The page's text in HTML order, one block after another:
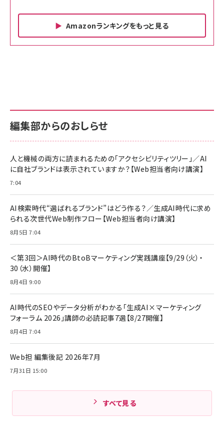
Amazonランキングをもっと見る
￥880
anan(アンアン)2026/06/24号 No.2500増刊
スペシャルエディション[王道エンタメの矜持／
￥1,100
年後半、あなたの恋と運命／山田涼介]
￥880
Amazonランキングをもっと見る
サポート正規品 メーカー保証5年 KLMEA128G
NIMASO ガラスフィルム iPhone 17 用 保護フィ
すい ガイド枠付き いPhone17 (6.3インチ) 対応
2枚セット DSP25F1698
￥1,599
【New】Amazon Fire TV Stick HD | 手軽にスト
レイヤー
￥6,980
Anker Soundcore P31i (Bluetooth 6.1) 【完
全ワイヤレスイヤホン/アクティブノイズキャンセリ
ング/マルチポイント接続 / 最大50時間再生 / PSE
Anker PowerLine III Flow USB-C & USB-C
ケーブル Anker絡まないケーブル 240W 結束バン
ド付き USB PD対応 シリコン素材採用 iPhone
17 / 16 / 15 / Galaxy iPad Pro MacBook
Amazonランキングをもっと見る
サポート正規品 メーカー保証5年 KLMEA128G
Amazon eギフトカード - Amazonロゴ - クラ
￥5,000
ケーブル Anker絡まないケーブル 240W 結束バン
17 / 16 / 15 / Galaxy iPad Pro MacBook
Pro/Air 各種対応 (1.8m ミッドナイトブラック)
￥1,890
キャンペーン】
￥4,857
編集部からのおしらせ
人と機械の両方に読まれるための「アクセシビリティツリー」／AI
に自社ブランドは表示されていますか？【Web担当者向け講演】
7:04
AI検索時代“選ばれるブランド”はどう作る？／生成AI時代に求め
られる次世代Web制作フロー【Web担当者向け講演】
8月5日 7:04
＜第3回＞AI時代のBtoBマーケティング実践講座【9/29（火）・
30（水）開催】
8月4日 9:00
AI時代のSEOやデータ分析がわかる「生成AI×マーケティング
フォーラム 2026」講師の必読記事7選【8/27開催】
8月4日 7:04
Web担 編集後記 2026年7月
7月31日 15:00
すべて見る